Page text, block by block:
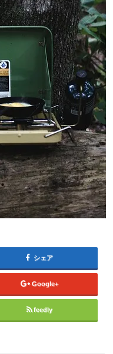
シェア
Google+
feedly